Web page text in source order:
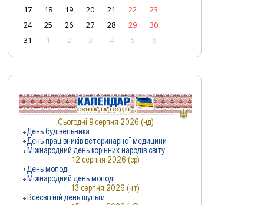
17
18 19 20 21 22
23
24
25 26 27 28 29
30
31
1 2 3 4 5 6